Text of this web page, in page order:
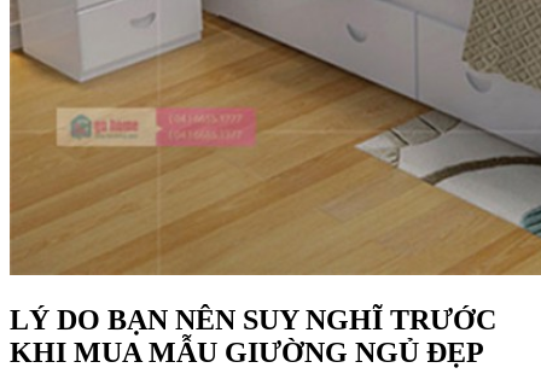
LÝ DO BẠN NÊN SUY NGHĨ TRƯỚC
KHI MUA MẪU GIƯỜNG NGỦ ĐẸP